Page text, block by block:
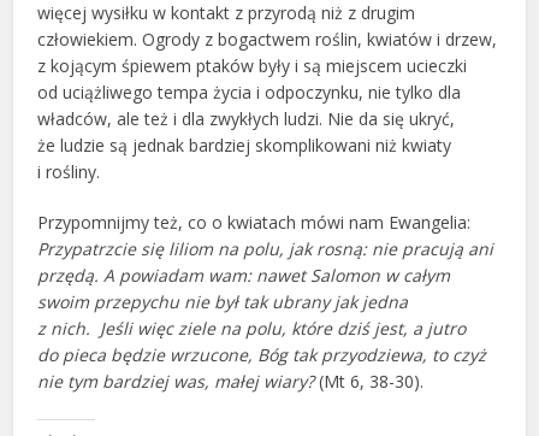
więcej wysiłku w kontakt z przyrodą niż z drugim
człowiekiem. Ogrody z bogactwem roślin, kwiatów i drzew,
z kojącym śpiewem ptaków były i są miejscem ucieczki
od uciążliwego tempa życia i odpoczynku, nie tylko dla
władców, ale też i dla zwykłych ludzi. Nie da się ukryć,
że ludzie są jednak bardziej skomplikowani niż kwiaty
i rośliny.
Przypomnijmy też, co o kwiatach mówi nam Ewangelia:
Przypatrzcie się liliom na polu, jak rosną: nie pracują ani
przędą. A powiadam wam: nawet Salomon w całym
swoim przepychu nie był tak ubrany jak jedna
z nich. Jeśli więc ziele na polu, które dziś jest, a jutro
do pieca będzie wrzucone, Bóg tak przyodziewa, to czyż
nie tym bardziej was, małej wiary? (Mt 6, 38-30).